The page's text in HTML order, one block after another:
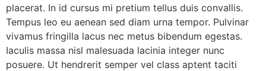
placerat. In id cursus mi pretium tellus duis convallis.
Tempus leo eu aenean sed diam urna tempor. Pulvinar
vivamus fringilla lacus nec metus bibendum egestas.
Iaculis massa nisl malesuada lacinia integer nunc
posuere. Ut hendrerit semper vel class aptent taciti